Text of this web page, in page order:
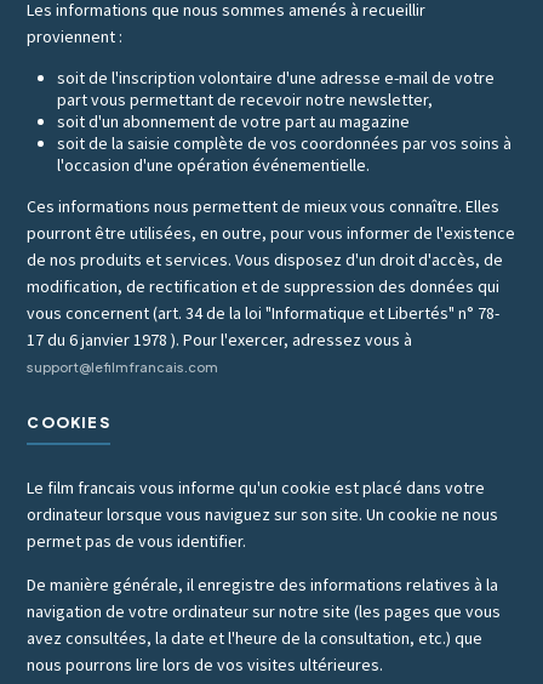
Les informations que nous sommes amenés à recueillir
proviennent :
soit de l'inscription volontaire d'une adresse e-mail de votre
part vous permettant de recevoir notre newsletter,
soit d'un abonnement de votre part au magazine
soit de la saisie complète de vos coordonnées par vos soins à
l'occasion d'une opération événementielle.
Ces informations nous permettent de mieux vous connaître. Elles
pourront être utilisées, en outre, pour vous informer de l'existence
de nos produits et services. Vous disposez d'un droit d'accès, de
modification, de rectification et de suppression des données qui
vous concernent (art. 34 de la loi "Informatique et Libertés" n° 78-
17 du 6 janvier 1978 ). Pour l'exercer, adressez vous à
support@lefilmfrancais.com
COOKIES
Le film francais vous informe qu'un cookie est placé dans votre
ordinateur lorsque vous naviguez sur son site. Un cookie ne nous
permet pas de vous identifier.
De manière générale, il enregistre des informations relatives à la
navigation de votre ordinateur sur notre site (les pages que vous
avez consultées, la date et l'heure de la consultation, etc.) que
nous pourrons lire lors de vos visites ultérieures.